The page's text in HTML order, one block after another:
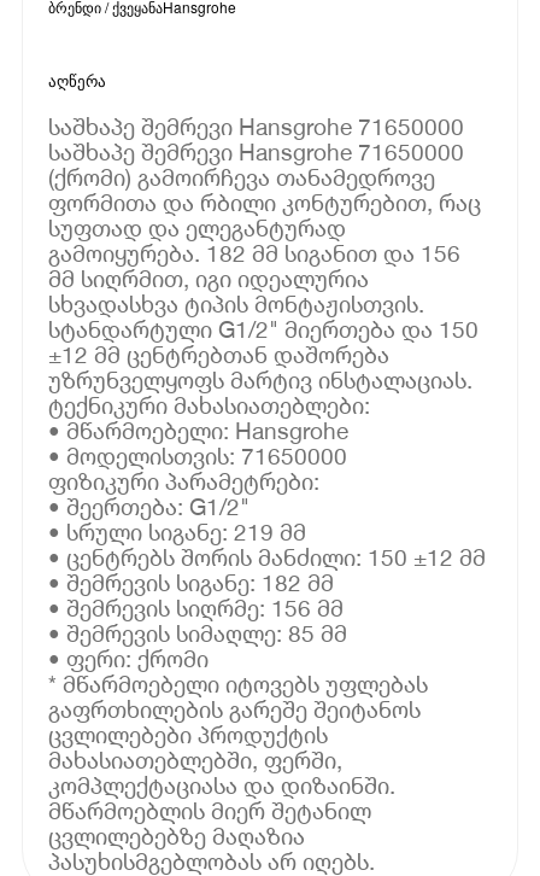
ბრენდი / ქვეყანაHansgrohe
აღწერა
საშხაპე შემრევი Hansgrohe 71650000
საშხაპე შემრევი Hansgrohe 71650000
(ქრომი) გამოირჩევა თანამედროვე
ფორმითა და რბილი კონტურებით, რაც
სუფთად და ელეგანტურად
გამოიყურება. 182 მმ სიგანით და 156
მმ სიღრმით, იგი იდეალურია
სხვადასხვა ტიპის მონტაჟისთვის.
სტანდარტული G1/2" მიერთება და 150
±12 მმ ცენტრებთან დაშორება
უზრუნველყოფს მარტივ ინსტალაციას.
ტექნიკური მახასიათებლები:
• მწარმოებელი: Hansgrohe
• მოდელისთვის: 71650000
ფიზიკური პარამეტრები:
• შეერთება: G1/2"
• სრული სიგანე: 219 მმ
• ცენტრებს შორის მანძილი: 150 ±12 მმ
• შემრევის სიგანე: 182 მმ
• შემრევის სიღრმე: 156 მმ
• შემრევის სიმაღლე: 85 მმ
• ფერი: ქრომი
* მწარმოებელი იტოვებს უფლებას
გაფრთხილების გარეშე შეიტანოს
ცვლილებები პროდუქტის
მახასიათებლებში, ფერში,
კომპლექტაციასა და დიზაინში.
მწარმოებლის მიერ შეტანილ
ცვლილებებზე მაღაზია
პასუხისმგებლობას არ იღებს.